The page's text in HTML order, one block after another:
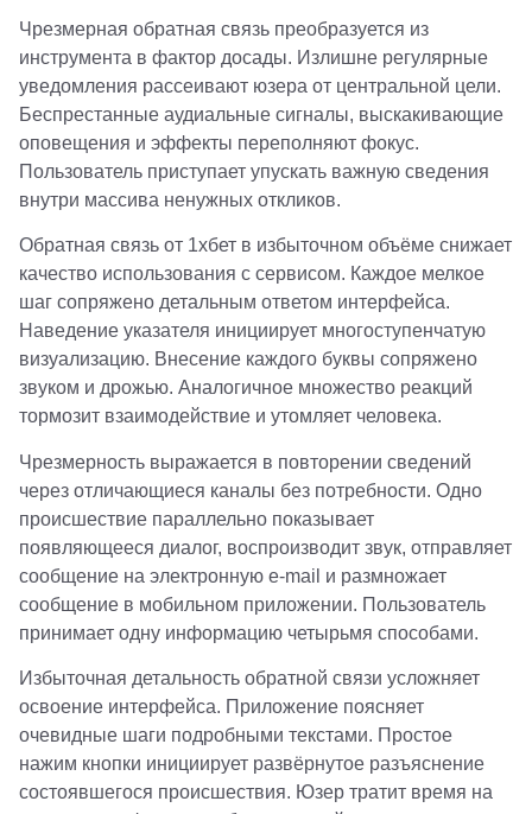
Чрезмерная обратная связь преобразуется из
инструмента в фактор досады. Излишне регулярные
уведомления рассеивают юзера от центральной цели.
Беспрестанные аудиальные сигналы, выскакивающие
оповещения и эффекты переполняют фокус.
Пользователь приступает упускать важную сведения
внутри массива ненужных откликов.
Обратная связь от 1хбет в избыточном объёме снижает
качество использования с сервисом. Каждое мелкое
шаг сопряжено детальным ответом интерфейса.
Наведение указателя инициирует многоступенчатую
визуализацию. Внесение каждого буквы сопряжено
звуком и дрожью. Аналогичное множество реакций
тормозит взаимодействие и утомляет человека.
Чрезмерность выражается в повторении сведений
через отличающиеся каналы без потребности. Одно
происшествие параллельно показывает
появляющееся диалог, воспроизводит звук, отправляет
сообщение на электронную e-mail и размножает
сообщение в мобильном приложении. Пользователь
принимает одну информацию четырьмя способами.
Избыточная детальность обратной связи усложняет
освоение интерфейса. Приложение поясняет
очевидные шаги подробными текстами. Простое
нажим кнопки инициирует развёрнутое разъяснение
состоявшегося происшествия. Юзер тратит время на